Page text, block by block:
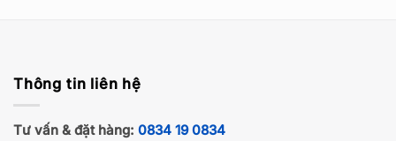
Thông tin liên hệ
Tư vấn & đặt hàng: 0834 19 0834